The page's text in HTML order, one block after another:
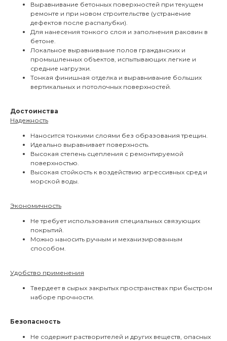
Выравнивание бетонных поверхностей при текущем
ремонте и при новом строительстве (устранение
дефектов после распалубки).
Для нанесения тонкого слоя и заполнения раковин в
бетоне.
Локальное выравнивание полов гражданских и
промышленных объектов, испытывающих легкие и
средние нагрузки.
Тонкая финишная отделка и выравнивание больших
вертикальных и потолочных поверхностей.
Достоинства
Надежность
Наносится тонкими слоями без образования трещин.
Идеально выравнивает поверхность.
Высокая степень сцепления с ремонтируемой
поверхностью.
Высокая стойкость к воздействию агрессивных сред и
морской воды.
Экономичность
Не требует использования специальных связующих
покрытий.
Можно наносить ручным и механизированным
способом.
Удобство применения
Твердеет в сырых закрытых пространствах при быстром
наборе прочности.
Безопасность
Не содержит растворителей и других веществ, опасных